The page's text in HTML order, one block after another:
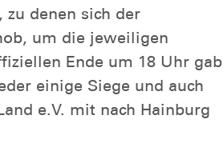
denen sich der
um die jeweiligen
Ende um 18 Uhr gab
einige Siege und auch
e.V. mit nach Hainburg